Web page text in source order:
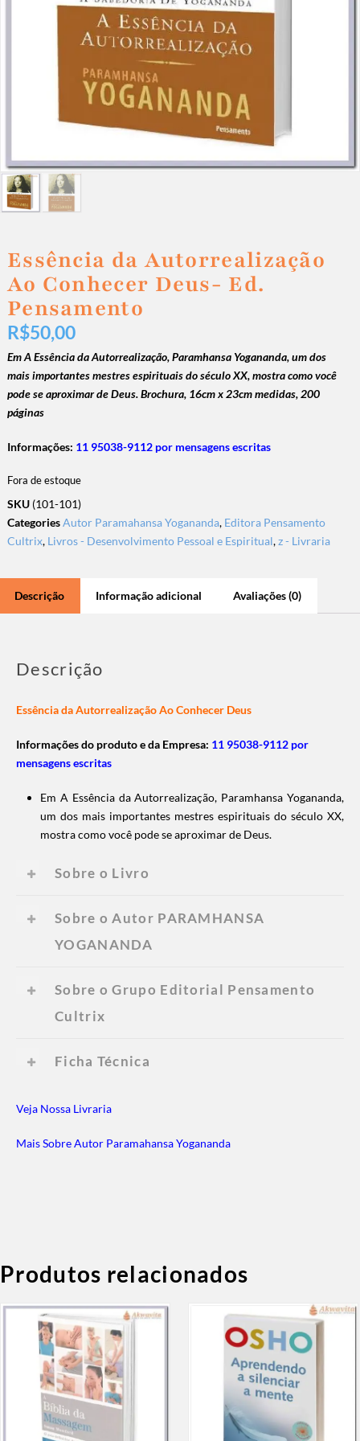
Essência da Autorrealização
Ao Conhecer Deus- Ed.
Pensamento
R$50,00
Em A Essência da Autorrealização, Paramhansa Yogananda, um dos
mais importantes mestres espirituais do século XX, mostra como você
pode se aproximar de Deus. Brochura, 16cm x 23cm medidas, 200
páginas
Informações: 11 95038-9112 por mensagens escritas
Fora de estoque
SKU (101-101)
CategoriesAutor Paramahansa Yogananda, Editora Pensamento
Cultrix, Livros - Desenvolvimento Pessoal e Espiritual,z - Livraria
Descrição Informação adicional Avaliações (0)
Descrição
Essência da Autorrealização Ao Conhecer Deus
Informações do produto e da Empresa: 11 95038-9112 por
mensagens escritas
Em A Essência da Autorrealização, Paramhansa Yogananda,
um dos mais importantes mestres espirituais do século XX,
mostra como você pode se aproximar de Deus.
Sobre o Livro
Sobre o Autor PARAMHANSA
YOGANANDA
Sobre o Grupo Editorial Pensamento
Cultrix
Ficha Técnica
Veja Nossa Livraria
Mais Sobre Autor Paramahansa Yogananda
Produtos relacionados